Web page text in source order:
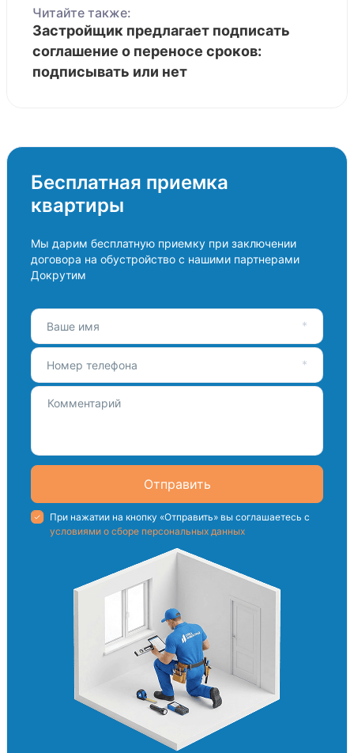
Читайте также:
Застройщик предлагает подписать
соглашение о переносе сроков:
подписывать или нет
Бесплатная приемка
квартиры
Мы дарим бесплатную приемку при заключении
договора на обустройство с нашими партнерами
Докрутим
Ваше имя
Номер телефона
Отправить
При нажатии на кнопку «Отправить» вы соглашаетесь с
условиями о сборе персональных данных